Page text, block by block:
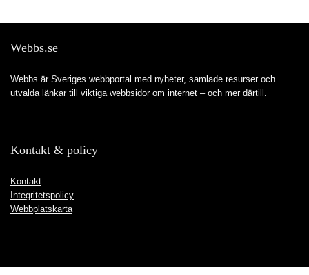
Webbs.se
Webbs är Sveriges webbportal med nyheter, samlade resurser och
utvalda länkar till viktiga webbsidor om internet – och mer därtill.
Kontakt & policy
Kontakt
Integritetspolicy
Webbplatskarta